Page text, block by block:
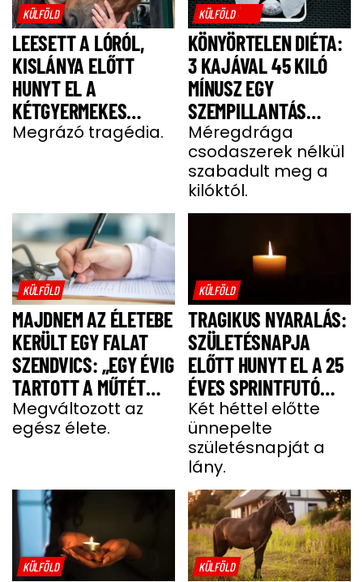
KÜLFÖLD
LEESETT A LÓRÓL,
KISLÁNYA ELŐTT
HUNYT EL A
KÉTGYERMEKES
DONATELLA
Megrázó tragédia.
KÜLFÖLD
KÖNYÖRTELEN DIÉTA:
3 KAJÁVAL 45 KILÓ
MÍNUSZ EGY
SZEMPILLANTÁS
ALATT
Méregdrága
csodaszerek nélkül
szabadult meg a
kilóktól.
KÜLFÖLD
MAJDNEM AZ ÉLETEBE
KERÜLT EGY FALAT
SZENDVICS: „EGY ÉVIG
TARTOTT A MŰTÉT
UTÁNI FELÉPÜLÉS”
Megváltozott az
egész élete.
KÜLFÖLD
TRAGIKUS NYARALÁS:
SZÜLETÉSNAPJA
ELŐTT HUNYT EL A 25
ÉVES SPRINTFUTÓ
LÁNY
Két héttel előtte
ünnepelte
születésnapját a
lány.
KÜLFÖLD KÜLFÖLD